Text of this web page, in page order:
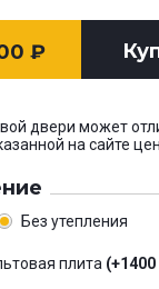
₽
двери может
на сайте
Без утепления
плита (+1400